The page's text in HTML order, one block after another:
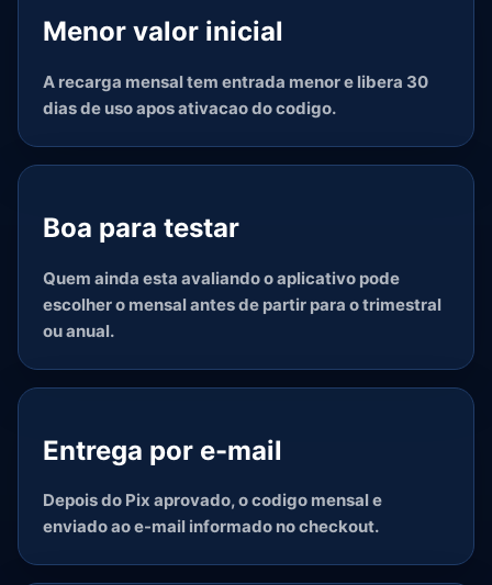
Menor valor inicial
A recarga mensal tem entrada menor e libera 30
dias de uso apos ativacao do codigo.
Boa para testar
Quem ainda esta avaliando o aplicativo pode
escolher o mensal antes de partir para o trimestral
ou anual.
Entrega por e-mail
Depois do Pix aprovado, o codigo mensal e
enviado ao e-mail informado no checkout.